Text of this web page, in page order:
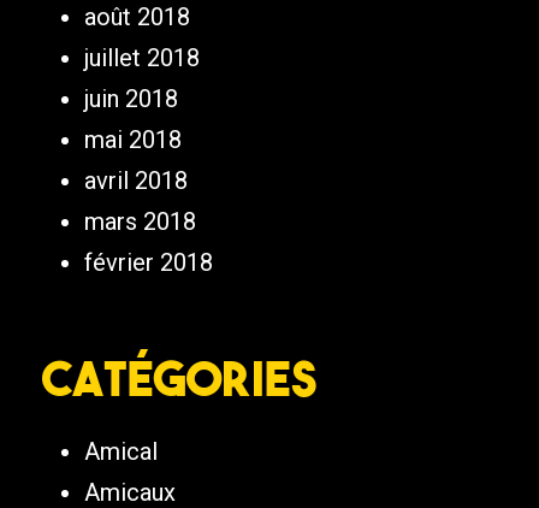
août 2018
juillet 2018
juin 2018
mai 2018
avril 2018
mars 2018
février 2018
Catégories
Amical
Amicaux